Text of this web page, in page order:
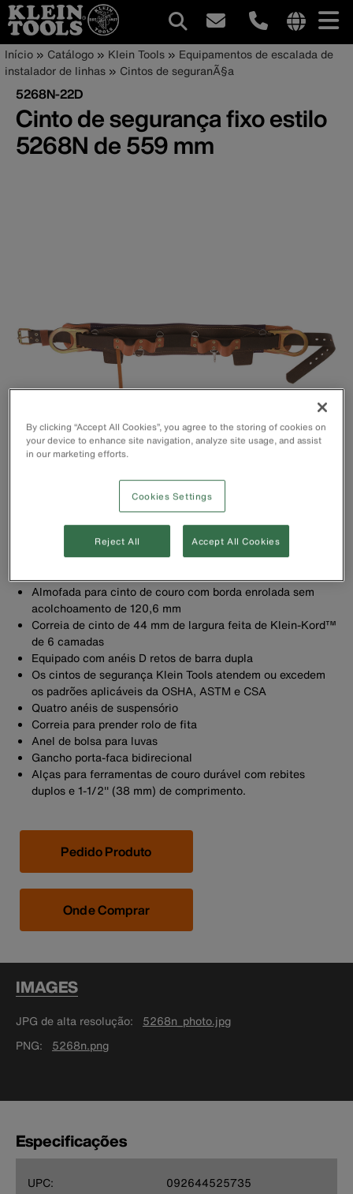
Pular
para
conteúdo
principal
site
Navegação
principal
Trilha
de
navegação
Início Catálogo Klein Tools
Equipamentos de escalada de
instalador de linhas
Cintos de seguranÃ§a
5268N-22D
Cinto de segurança fixo estilo
5268N de 559 mm
Suporte acolchoado para cinto Kord® Klein com duas abas
Almofada para cinto de couro com borda enrolada sem
acolchoamento de 120,6 mm
Correia de cinto de 44 mm de largura feita de Klein-Kord™
de 6 camadas
Equipado com anéis D retos de barra dupla
Os cintos de segurança Klein Tools atendem ou excedem
os padrões aplicáveis da OSHA, ASTM e CSA
Quatro anéis de suspensório
Correia para prender rolo de fita
Anel de bolsa para luvas
Gancho porta-faca bidirecional
Alças para ferramentas de couro durável com rebites
duplos e 1-1/2'' (38 mm) de comprimento.
Pedido Produto
Onde Comprar
IMAGES
JPG de alta resolução
5268n_photo.jpg
PNG
5268n.png
Especificações
UPC: 092644525735
By clicking “Accept All Cookies”, you agree to the storing of cookies on
your device to enhance site navigation, analyze site usage, and assist
in our marketing efforts.
Cookies Settings
Reject All Accept All Cookies